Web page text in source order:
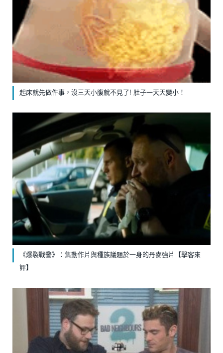
起床就先做件事，沒三天小腹就不見了! 肚子一天天變小！
《爆裂戰警》：集動作片與種族議題於一身的丹麥強片【擊客來
評】